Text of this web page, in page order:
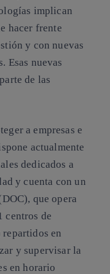
implican
hacer frente
y con nuevas
Esas nuevas
de las
a empresas e
actualmente
dedicados a
y cuenta con un
que opera
centros de
repartidos en
y supervisar la
en horario